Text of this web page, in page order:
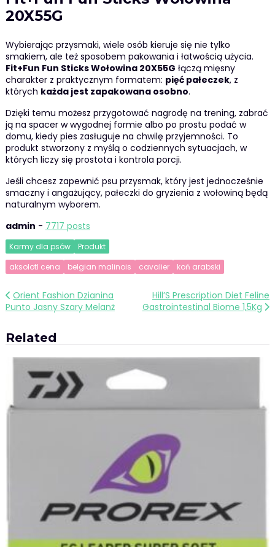
20X55G
Wybierając przysmaki, wiele osób kieruje się nie tylko
smakiem, ale też sposobem pakowania i łatwością użycia.
Fit+Fun Fun Sticks Wołowina 20X55G łączą mięsny
charakter z praktycznym formatem: pięć pałeczek, z
których każda jest zapakowana osobno.
Dzięki temu możesz przygotować nagrodę na trening, zabrać
ją na spacer w wygodnej formie albo po prostu podać w
domu, kiedy pies zasługuje na chwilę przyjemności. To
produkt stworzony z myślą o codziennych sytuacjach, w
których liczy się prostota i kontrola porcji.
Jeśli chcesz zapewnić psu przysmak, który jest jednocześnie
smaczny i angażujący, pałeczki do gryzienia z wołowiną będą
naturalnym wyborem.
admin - 7717 posts
Karmy dla psów
Produkt
aksolotl cena
belgian malinois cavalier koń arabski
Nawigacja
wpisu
Orient Fashion Dzianina
Punto Jasny Szary Melanż
Hill’S Prescription Diet Feline
Gastrointestinal Biome 1,5Kg
Related